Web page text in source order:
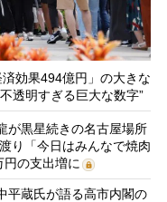
効果494億円」の大きな
透明すぎる巨大な数字”
が黒星続きの名古屋場所
り「今日はみんなで焼肉
の支出増に
平蔵氏が語る高市内閣の